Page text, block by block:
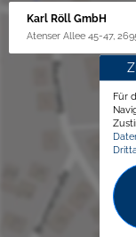
Karl Röll GmbH
Atenser Allee 45-47,
Für